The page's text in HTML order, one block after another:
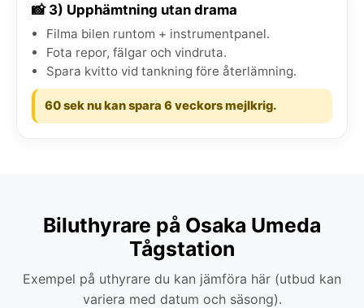
📸 3) Upphämtning utan drama
Filma bilen runtom + instrumentpanel.
Fota repor, fälgar och vindruta.
Spara kvitto vid tankning före återlämning.
60 sek nu kan spara 6 veckors mejlkrig.
Biluthyrare på Osaka Umeda
Tågstation
Exempel på uthyrare du kan jämföra här (utbud kan
variera med datum och säsong).